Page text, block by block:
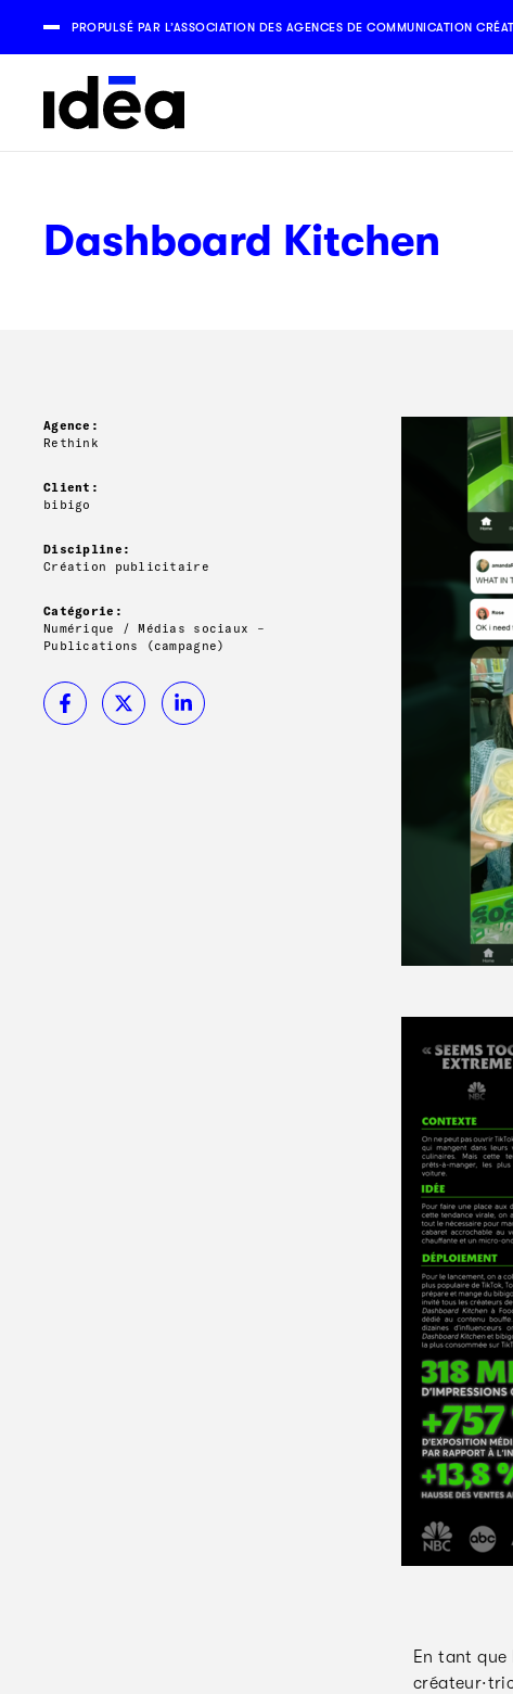
PROPULSÉ PAR L’ASSOCIATION DES AGENCES DE COMMUNICATION
Dashboard Kitchen
Agence:
Rethink
Client:
bibigo
Discipline:
Création publicitaire
Catégorie:
Numérique / Médias sociaux –
Publications (campagne)
En tant